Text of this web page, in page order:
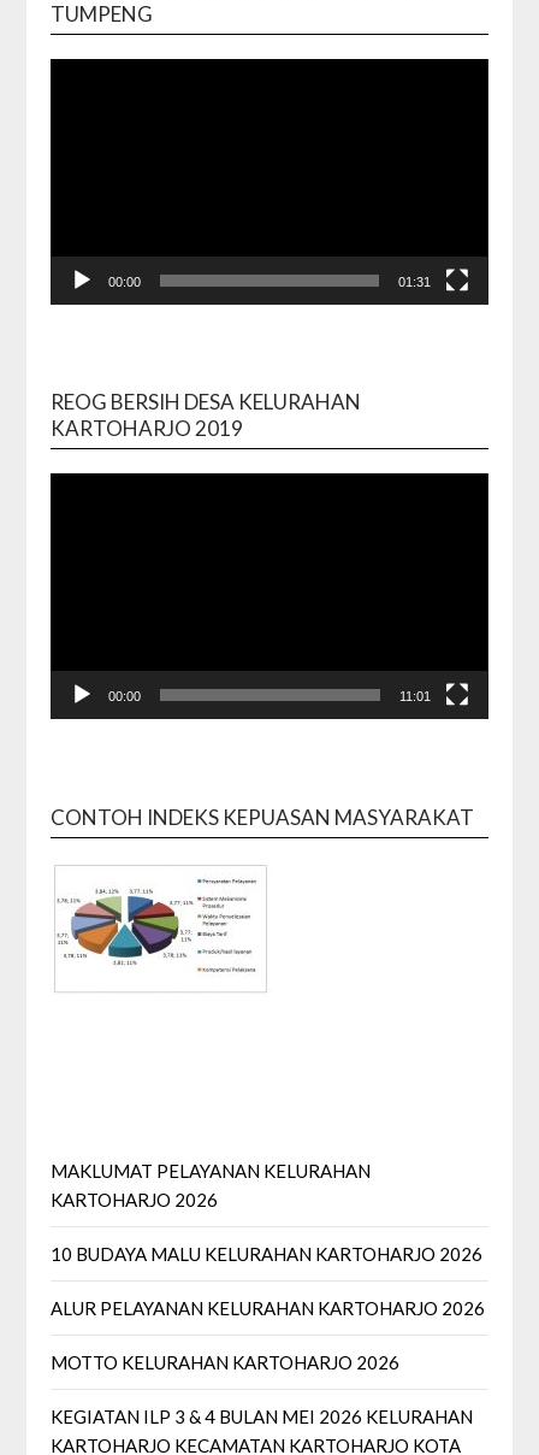
TUMPENG
00:00 01:31
REOG BERSIH DESA KELURAHAN
KARTOHARJO 2019
00:00 11:01
CONTOH INDEKS KEPUASAN MASYARAKAT
MAKLUMAT PELAYANAN KELURAHAN
KARTOHARJO 2026
10 BUDAYA MALU KELURAHAN KARTOHARJO 2026
ALUR PELAYANAN KELURAHAN KARTOHARJO 2026
MOTTO KELURAHAN KARTOHARJO 2026
KEGIATAN ILP 3 & 4 BULAN MEI 2026 KELURAHAN
KARTOHARJO KECAMATAN KARTOHARJO KOTA